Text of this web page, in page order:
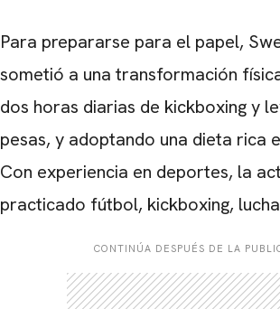
Para prepararse para el papel,
sometió a una transformación
dos horas diarias de kickboxing y
pesas, y adoptando una dieta rica
Con experiencia en deportes, la
practicado fútbol, ​​kickboxing,
CONTINÚA DESPUÉS DE LA